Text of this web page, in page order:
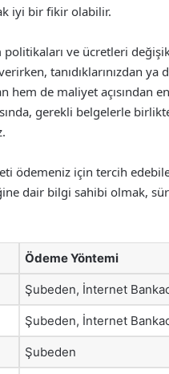
iyi bir fikir olabilir.
politikaları ve ücretleri
tanıdıklarınızdan
hem de maliyet açısından
gerekli belgelerle
ödemeniz için tercih
dair bilgi sahibi olmak,
Ödeme Yöntemi
Şubeden, İnternet
Şubeden, İnternet
Şubeden